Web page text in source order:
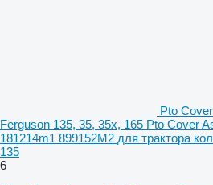
Pto
Ferguson 135, 35, 35x, 165 Pto Cover
181214m1 899152M2 для трактора
135
6